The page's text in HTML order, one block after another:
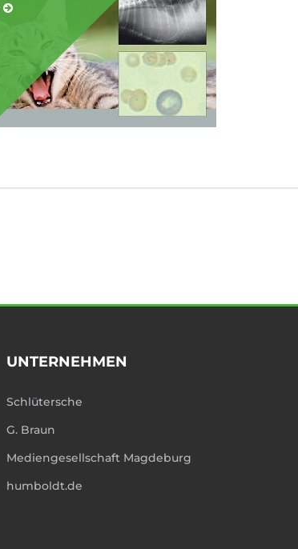
UNTERNEHMEN
Schlütersche
G. Braun
Mediengesellschaft Magdeburg
humboldt.de